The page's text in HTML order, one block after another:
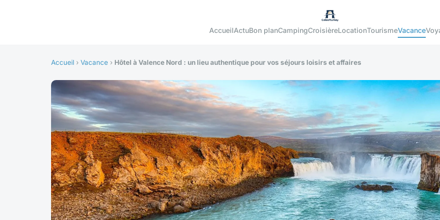
AccueilActuBon planCampingCroisièreLocationTourismeVacance
Accueil › Vacance › Hôtel à Valence Nord : un lieu authentique pour vos séjours loisirs et affaires